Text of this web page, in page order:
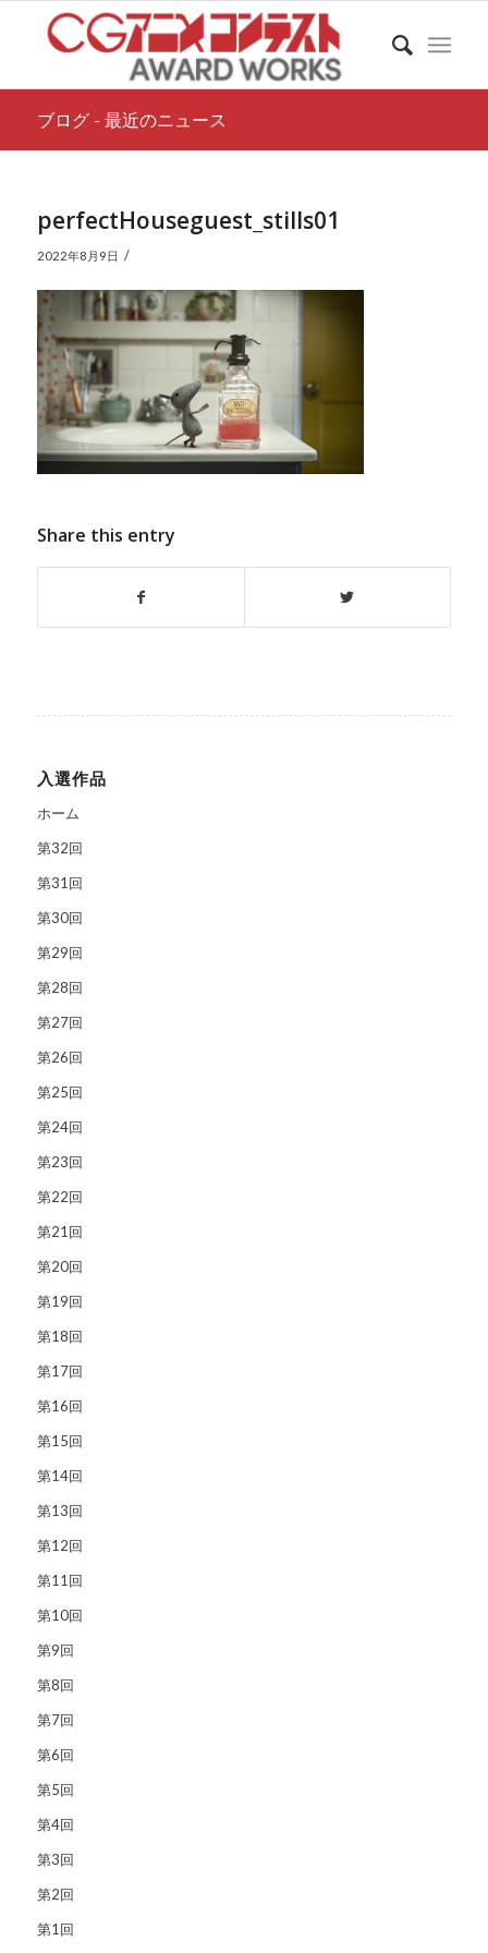
ブログ - 最近のニュース
perfectHouseguest_stills01
2022年8月9日 /
Share this entry
入選作品
ホーム
第32回
第31回
第30回
第29回
第28回
第27回
第26回
第25回
第24回
第23回
第22回
第21回
第20回
第19回
第18回
第17回
第16回
第15回
第14回
第13回
第12回
第11回
第10回
第9回
第8回
第7回
第6回
第5回
第4回
第3回
第2回
第1回